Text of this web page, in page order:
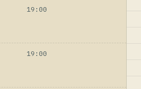
19:00
19:00